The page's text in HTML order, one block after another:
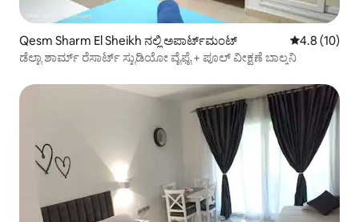
Qesm Sharm El Sheikh ನಲ್ಲಿ ಅಪಾರ್ಟ್‌ಮಂಟ್ 5 ರಲ್ಲಿ 4.8
4.8 (10)
ಡೆಲ್ಟಾ ಶಾರ್ಮ್ ರೆಸಾರ್ಟ್ ಸ್ಟುಡಿಯೋ ವೈಫೈ + ಪೂಲ್ ವೀಕ್ಷಣೆ ಬಾಲ್ಕನಿ